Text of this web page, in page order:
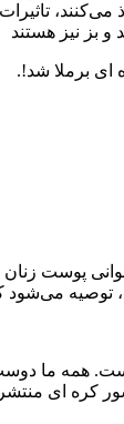
به پوست
و بز نیز هستند
.
علمی و شواهد
توصیه
همه ما دوست
کره ای